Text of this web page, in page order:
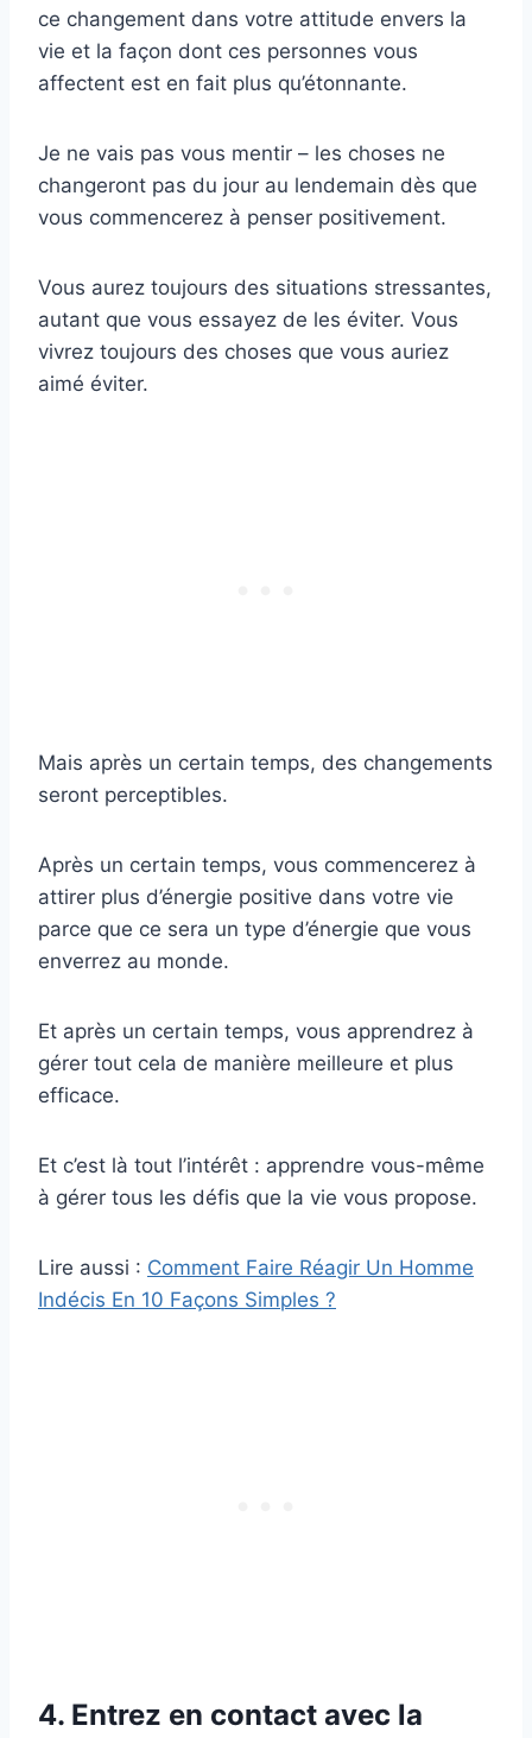
ce changement dans votre attitude envers la
vie et la façon dont ces personnes vous
affectent est en fait plus qu’étonnante.
Je ne vais pas vous mentir – les choses ne
changeront pas du jour au lendemain dès que
vous commencerez à penser positivement.
Vous aurez toujours des situations stressantes,
autant que vous essayez de les éviter. Vous
vivrez toujours des choses que vous auriez
aimé éviter.
Mais après un certain temps, des changements
seront perceptibles.
Après un certain temps, vous commencerez à
attirer plus d’énergie positive dans votre vie
parce que ce sera un type d’énergie que vous
enverrez au monde.
Et après un certain temps, vous apprendrez à
gérer tout cela de manière meilleure et plus
efficace.
Et c’est là tout l’intérêt : apprendre vous-même
à gérer tous les défis que la vie vous propose.
Lire aussi : Comment Faire Réagir Un Homme
Indécis En 10 Façons Simples ?
4. Entrez en contact avec la